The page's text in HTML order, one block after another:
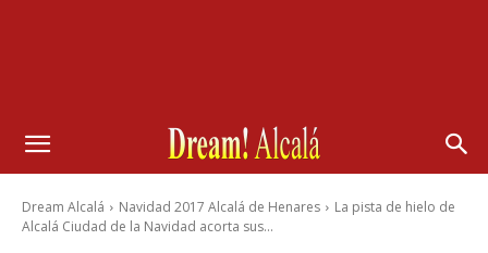
Dream Alcalá Navidad 2017 Alcalá de Henares
La pista de hielo de
Alcalá Ciudad de la Navidad acorta sus...